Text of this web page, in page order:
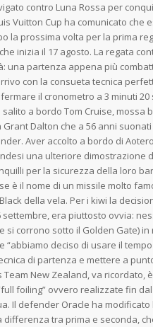
contro Luna Rossa per
Vuitton Cup ha comunicato che
la prossima volta per la prima
inizia il 17 agosto. La regata
una partenza appena più
con la consueta tecnica
il cronometro a 3 minuti
salito a bordo Tom Cruise, mossa
Dalton che a 56 anni
Aver accolto a bordo di
una ulteriore dimostrazione
per la sicurezza della loro
è il nome di un missile molto
della vela. Per i kiwi la
settembre, era piuttosto ovvia:
si corrono sotto il Golden Gate)
“abbiamo deciso di usare il
di partenza e mettere a
Team New Zealand, va ricordato,
foiling” ovvero realizzate fin
Il defender Oracle ha
differenza tra prima e seconda,